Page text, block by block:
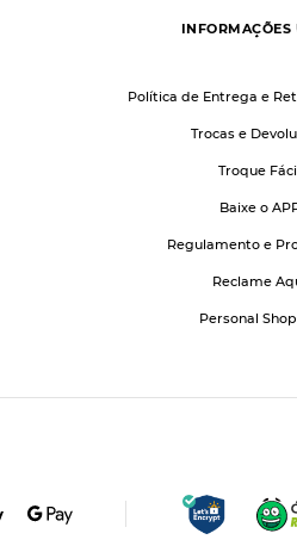
INFORMAÇÕES
Política de Entrega e
Trocas e
Troque
Baixe o
Regulamento e
Reclame
Personal